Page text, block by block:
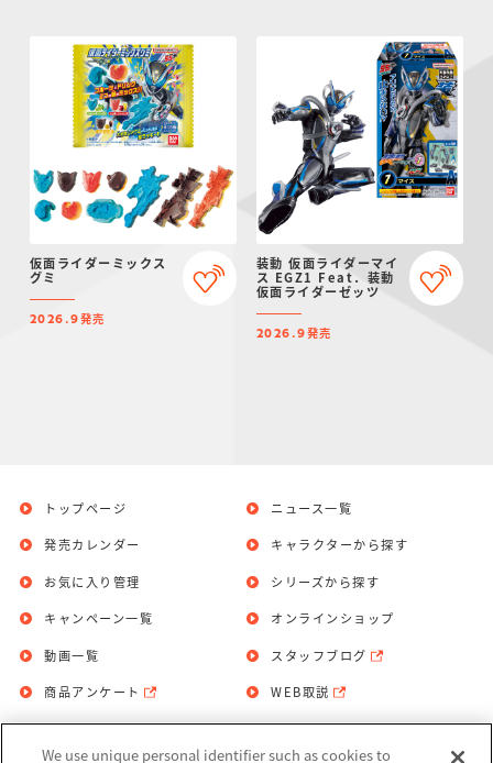
仮面ライダーミックス
グミ
2026.9発売
装動 仮面ライダーマイ
ス EGZ1 Feat．装動
仮面ライダーゼッツ
2026.9発売
トップページ
発売カレンダー
お気に入り管理
ニュース一覧
キャラクターから探す
シリーズから探す
キャンペーン一覧
動画一覧
商品アンケート
オンラインショップ
スタッフブログ
WEB取説
We use unique personal identifier such as cookies to